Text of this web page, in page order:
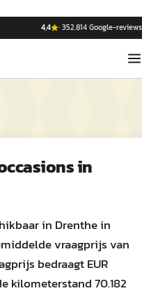
4,4 ·352.814Google-reviews
in
in Drenthe in
vraagprijs van
bedraagt EUR
kilometerstand 70.182